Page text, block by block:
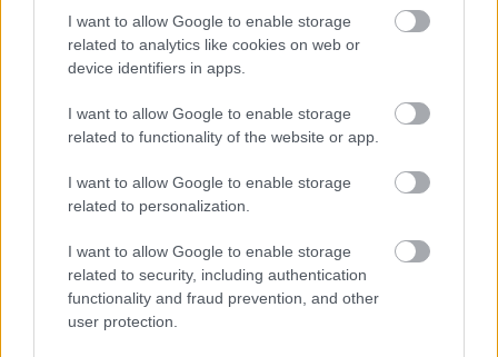
I want to allow Google to enable storage
related to analytics like cookies on web or
device identifiers in apps.
I want to allow Google to enable storage
related to functionality of the website or app.
I want to allow Google to enable storage
related to personalization.
I want to allow Google to enable storage
related to security, including authentication
functionality and fraud prevention, and other
user protection.
¿Se te escapa el título en Comunio? ¡3 consejos para
remontar!
¿Estás en segundo o tercer lugar
en Comunio y necesitas remontar?
¿O te interesa subir posiciones en
la tabla y quedar lo más alto
posible? Si es así, estos 3
consejos te ayudarán a tener un
final de temporada exitoso.
Roberto Torres (Osasuna, centrocampista, 3.110.000)